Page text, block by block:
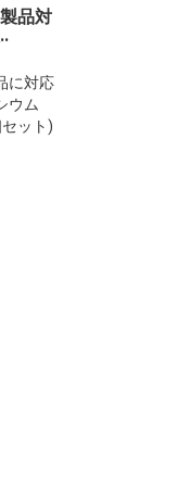
品対
に対応
ウム
ット)